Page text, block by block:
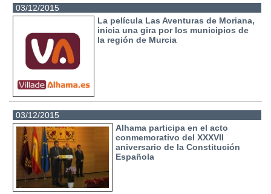
03/12/2015
La película Las Aventuras de Moriana,
inicia una gira por los municipios de
la región de Murcia
03/12/2015
Alhama participa en el acto
conmemorativo del XXXVII
aniversario de la Constitución
Española